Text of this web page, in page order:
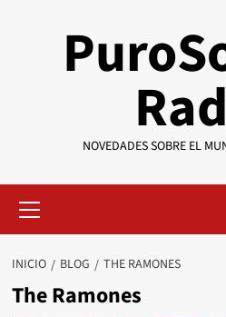
NOVEDADES SOBRE EL
primario
INICIO BLOG THE RAMONES
The Ramones